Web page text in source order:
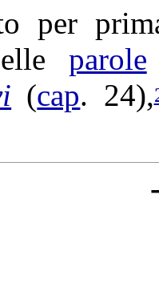
per
parole
(cap. 24),